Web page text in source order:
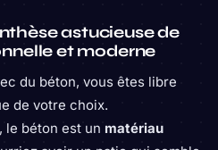
astucieuse de
et moderne
du béton, vous êtes libre
de votre choix.
le béton est un matériau